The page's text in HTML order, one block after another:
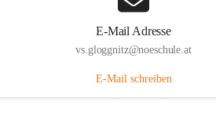
E-Mail Adresse
vs.gloggnitz@noeschule.at
E-Mail schreiben